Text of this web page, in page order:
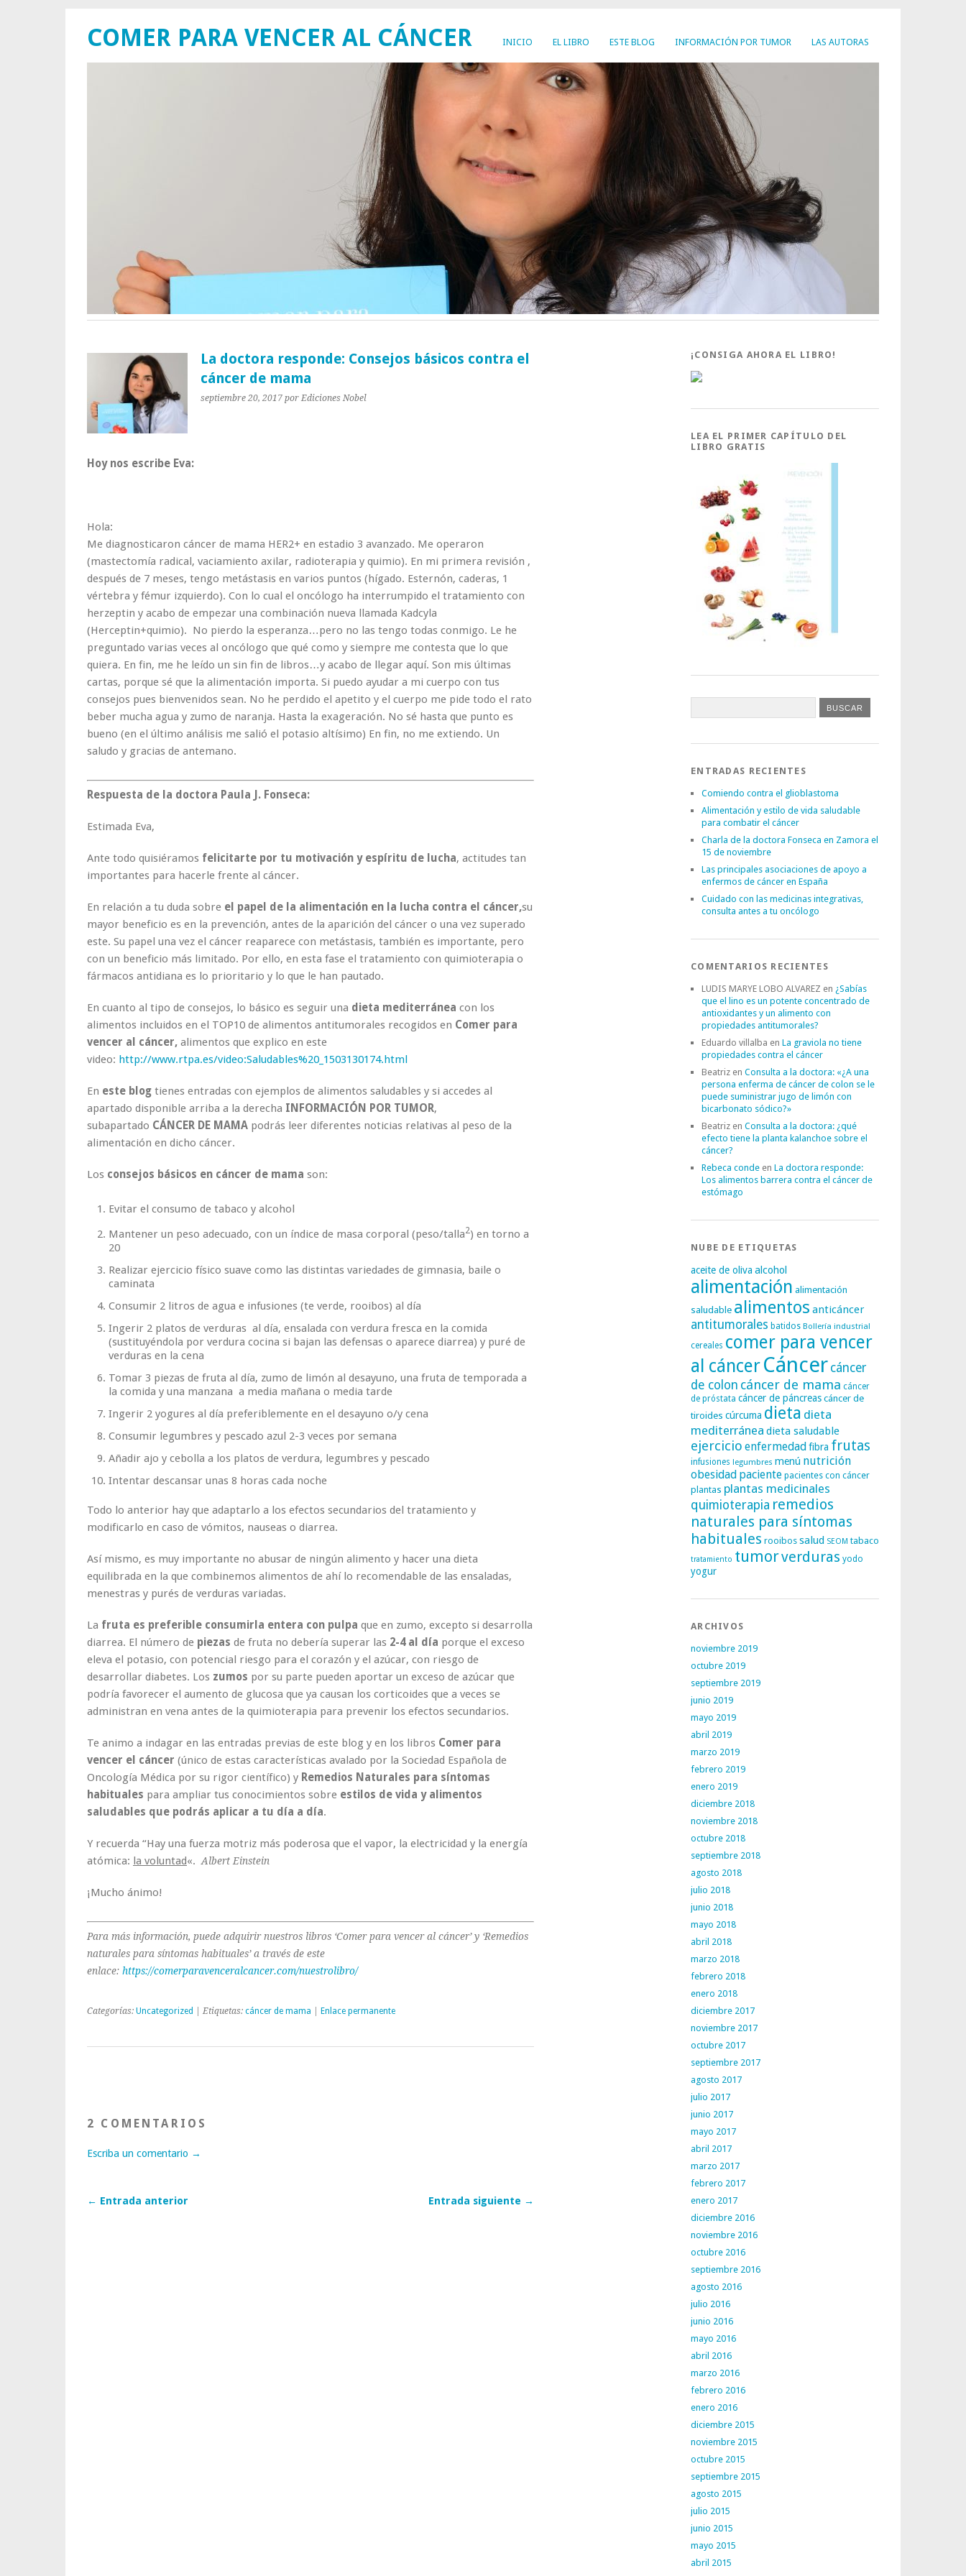
INICIO EL LIBRO ESTE BLOG INFORMACIÓN POR TUMOR LAS AUTORAS
COMER PARA VENCER AL CÁNCER
La doctora responde: Consejos básicos contra el
cáncer de mama
septiembre 20, 2017 por Ediciones Nobel
Hoy nos escribe Eva:
Hola:
Me diagnosticaron cáncer de mama HER2+ en estadio 3 avanzado. Me operaron
(mastectomía radical, vaciamiento axilar, radioterapia y quimio). En mi primera revisión ,
después de 7 meses, tengo metástasis en varios puntos (hígado. Esternón, caderas, 1
vértebra y fémur izquierdo). Con lo cual el oncólogo ha interrumpido el tratamiento con
herzeptin y acabo de empezar una combinación nueva llamada Kadcyla
(Herceptin+quimio). No pierdo la esperanza…pero no las tengo todas conmigo. Le he
preguntado varias veces al oncólogo que qué como y siempre me contesta que lo que
quiera. En fin, me he leído un sin fin de libros…y acabo de llegar aquí. Son mis últimas
cartas, porque sé que la alimentación importa. Si puedo ayudar a mi cuerpo con tus
consejos pues bienvenidos sean. No he perdido el apetito y el cuerpo me pide todo el rato
beber mucha agua y zumo de naranja. Hasta la exageración. No sé hasta que punto es
bueno (en el último análisis me salió el potasio altísimo) En fin, no me extiendo. Un
saludo y gracias de antemano.
Respuesta de la doctora Paula J. Fonseca:
Estimada Eva,
Ante todo quisiéramos felicitarte por tu motivación y espíritu de lucha, actitudes tan
importantes para hacerle frente al cáncer.
En relación a tu duda sobre el papel de la alimentación en la lucha contra el cáncer,su
mayor beneficio es en la prevención, antes de la aparición del cáncer o una vez superado
este. Su papel una vez el cáncer reaparece con metástasis, también es importante, pero
con un beneficio más limitado. Por ello, en esta fase el tratamiento con quimioterapia o
fármacos antidiana es lo prioritario y lo que le han pautado.
En cuanto al tipo de consejos, lo básico es seguir una dieta mediterránea con los
alimentos incluidos en el TOP10 de alimentos antitumorales recogidos en Comer para
vencer al cáncer, alimentos que explico en este
video: http://www.rtpa.es/video:Saludables%20_1503130174.html
En este blog tienes entradas con ejemplos de alimentos saludables y si accedes al
apartado disponible arriba a la derecha INFORMACIÓN POR TUMOR,
subapartado CÁNCER DE MAMA podrás leer diferentes noticias relativas al peso de la
alimentación en dicho cáncer.
Los consejos básicos en cáncer de mama son:
Evitar el consumo de tabaco y alcohol
Mantener un peso adecuado, con un índice de masa corporal (peso/talla2) en torno a
20
Realizar ejercicio físico suave como las distintas variedades de gimnasia, baile o
caminata
Consumir 2 litros de agua e infusiones (te verde, rooibos) al día
Ingerir 2 platos de verduras al día, ensalada con verdura fresca en la comida
(sustituyéndola por verdura cocina si bajan las defensas o aparece diarrea) y puré de
verduras en la cena
Tomar 3 piezas de fruta al día, zumo de limón al desayuno, una fruta de temporada a
la comida y una manzana a media mañana o media tarde
Ingerir 2 yogures al día preferiblemente en el desayuno o/y cena
Consumir legumbres y pescado azul 2-3 veces por semana
Añadir ajo y cebolla a los platos de verdura, legumbres y pescado
Intentar descansar unas 8 horas cada noche
Todo lo anterior hay que adaptarlo a los efectos secundarios del tratamiento y
modificarlo en caso de vómitos, nauseas o diarrea.
Así mismo, es muy importante no abusar de ningún alimento y hacer una dieta
equilibrada en la que combinemos alimentos de ahí lo recomendable de las ensaladas,
menestras y purés de verduras variadas.
La fruta es preferible consumirla entera con pulpa que en zumo, excepto si desarrolla
diarrea. El número de piezas de fruta no debería superar las 2-4 al día porque el exceso
eleva el potasio, con potencial riesgo para el corazón y el azúcar, con riesgo de
desarrollar diabetes. Los zumos por su parte pueden aportar un exceso de azúcar que
podría favorecer el aumento de glucosa que ya causan los corticoides que a veces se
administran en vena antes de la quimioterapia para prevenir los efectos secundarios.
Te animo a indagar en las entradas previas de este blog y en los libros Comer para
vencer el cáncer (único de estas características avalado por la Sociedad Española de
Oncología Médica por su rigor científico) y Remedios Naturales para síntomas
habituales para ampliar tus conocimientos sobre estilos de vida y alimentos
saludables que podrás aplicar a tu día a día.
Y recuerda “Hay una fuerza motriz más poderosa que el vapor, la electricidad y la energía
atómica: la voluntad«.Albert Einstein
¡Mucho ánimo!
Para más información, puede adquirir nuestros libros ‘Comer para vencer al cáncer’ y ‘Remedios
naturales para síntomas habituales’ a través de este
enlace: https://comerparavenceralcancer.com/nuestrolibro/
Categorías: Uncategorized | Etiquetas: cáncer de mama Enlace permanente
2 COMENTARIOS
Escriba un comentario →
← Entrada anterior Entrada siguiente →
¡CONSIGA AHORA EL LIBRO!
LEA EL PRIMER CAPÍTULO DEL
LIBRO GRATIS
ENTRADAS RECIENTES
Comiendo contra el glioblastoma
Alimentación y estilo de vida saludable
para combatir el cáncer
Charla de la doctora Fonseca en Zamora el
15 de noviembre
Las principales asociaciones de apoyo a
enfermos de cáncer en España
Cuidado con las medicinas integrativas,
consulta antes a tu oncólogo
COMENTARIOS RECIENTES
LUDIS MARYE LOBO ALVAREZ en ¿Sabías
que el lino es un potente concentrado de
antioxidantes y un alimento con
propiedades antitumorales?
Eduardo villalba en La graviola no tiene
propiedades contra el cáncer
Beatriz en Consulta a la doctora: «¿A una
persona enferma de cáncer de colon se le
puede suministrar jugo de limón con
bicarbonato sódico?»
Beatriz en Consulta a la doctora: ¿qué
efecto tiene la planta kalanchoe sobre el
cáncer?
Rebeca conde en La doctora responde:
Los alimentos barrera contra el cáncer de
estómago
NUBE DE ETIQUETAS
aceite de oliva alcohol
alimentación alimentación
saludable alimentos anticáncer
antitumorales batidos Bollería industrial
cereales comer para vencer
al cáncerCáncer cáncer
de colon cáncer de mama cáncer
de próstata cáncer de páncreascáncer de
tiroides cúrcuma dieta dieta
mediterránea dieta saludable
ejercicio enfermedadfibra frutas
infusiones legumbres menú nutrición
obesidad paciente pacientes con cáncer
plantas plantas medicinales
quimioterapia remedios
naturales para síntomas
habituales rooibos salud SEOM tabaco
tratamiento tumorverduras yodo
yogur
ARCHIVOS
noviembre 2019
octubre 2019
septiembre 2019
junio 2019
mayo 2019
abril 2019
marzo 2019
febrero 2019
enero 2019
diciembre 2018
noviembre 2018
octubre 2018
septiembre 2018
agosto 2018
julio 2018
junio 2018
mayo 2018
abril 2018
marzo 2018
febrero 2018
enero 2018
diciembre 2017
noviembre 2017
octubre 2017
septiembre 2017
agosto 2017
julio 2017
junio 2017
mayo 2017
abril 2017
marzo 2017
febrero 2017
enero 2017
diciembre 2016
noviembre 2016
octubre 2016
septiembre 2016
agosto 2016
julio 2016
junio 2016
mayo 2016
abril 2016
marzo 2016
febrero 2016
enero 2016
diciembre 2015
noviembre 2015
octubre 2015
septiembre 2015
agosto 2015
julio 2015
junio 2015
mayo 2015
abril 2015